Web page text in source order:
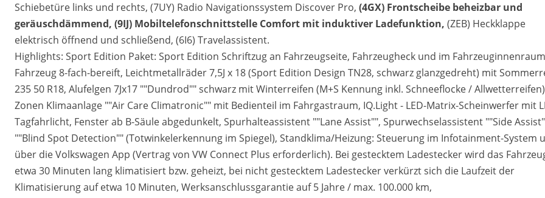
Schiebetüre links und rechts, (7UY) Radio Navigationssystem Discover Pro, (4GX) Frontscheibe beheizbar und
geräuschdämmend, (9IJ) Mobiltelefonschnittstelle Comfort mit induktiver Ladefunktion, (ZEB) Heckklappe
elektrisch öffnend und schließend, (6I6) Travelassistent.
Highlights: Sport Edition Paket: Sport Edition Schriftzug an Fahrzeugseite, Fahrzeugheck und im
Fahrzeug 8-fach-bereift, Leichtmetallräder 7,5J x 18 (Sport Edition Design TN28, schwarz glanzgedreht) mit
235 50 R18, Alufelgen 7Jx17 ""Dundrod"" schwarz mit Winterreifen (M+S Kennung inkl. Schneeflocke /
Zonen Klimaanlage ""Air Care Climatronic"" mit Bedienteil im Fahrgastraum, IQ.Light - LED-Matrix-Scheinwerfer mit
Tagfahrlicht, Fenster ab B-Säule abgedunkelt, Spurhalteassistent ""Lane Assist"", Spurwechselassistent ""Side
""Blind Spot Detection"" (Totwinkelerkennung im Spiegel), Standklima/Heizung: Steuerung im Infotainment-System
über die Volkswagen App (Vertrag von VW Connect Plus erforderlich). Bei gestecktem Ladestecker wird das
etwa 30 Minuten lang klimatisiert bzw. geheizt, bei nicht gestecktem Ladestecker verkürzt sich die Laufzeit der
Klimatisierung auf etwa 10 Minuten, Werksanschlussgarantie auf 5 Jahre / max. 100.000 km,